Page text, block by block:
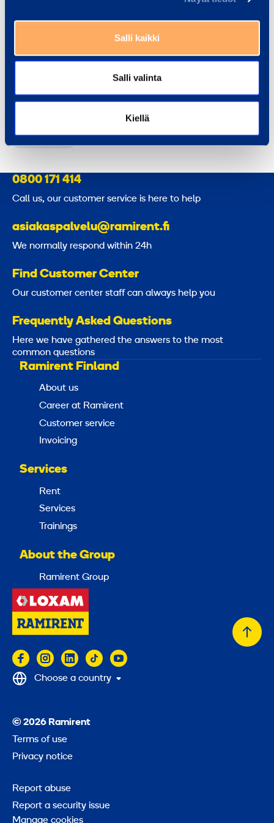
Salli kaikki
Salli valinta
Kiellä
teemu.yliharsila@ramirent.fi
+358 44 585 2577
Ismo Mikkonen
Customer Center Manager
ismo.mikkonen@ramirent.fi
+358 400 920 576
0800 171 414
Call us, our customer service is here to help
asiakaspalvelu@ramirent.fi
We normally respond within 24h
Find Customer Center
Our customer center staff can always help you
Frequently Asked Questions
Here we have gathered the answers to the most
common questions
Ramirent Finland
About us
Career at Ramirent
Customer service
Invoicing
Services
Rent
Services
Trainings
About the Group
Ramirent Group
Back
© 2026 Ramirent
Terms of use
Privacy notice
Report abuse
Report a security issue
Manage cookies
Choose a country